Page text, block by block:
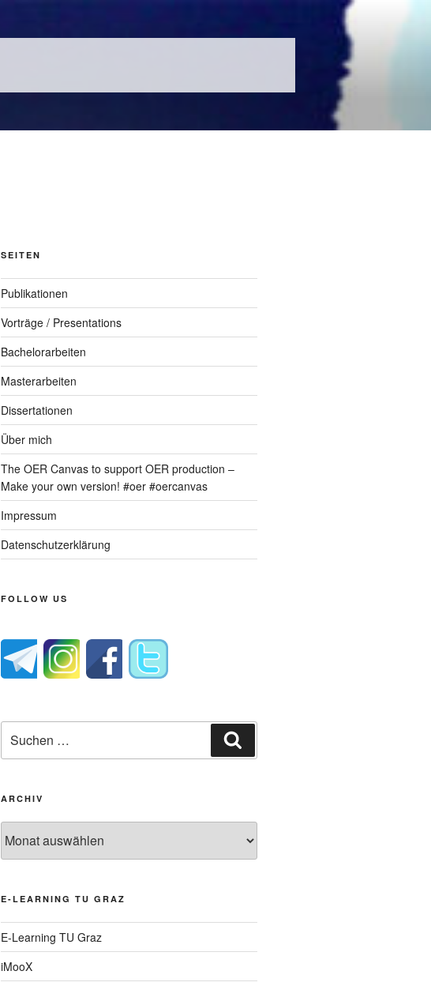
SEITEN
Publikationen
Vorträge / Presentations
Bachelorarbeiten
Masterarbeiten
Dissertationen
Über mich
The OER Canvas to support OER production –
Make your own version! #oer #oercanvas
Impressum
Datenschutzerklärung
FOLLOW US
nach:
ARCHIV
E-LEARNING TU GRAZ
E-Learning TU Graz
iMooX